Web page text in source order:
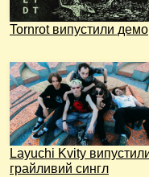
Tornrot випустили демо
Layuchi Kvity
грайливий сингл